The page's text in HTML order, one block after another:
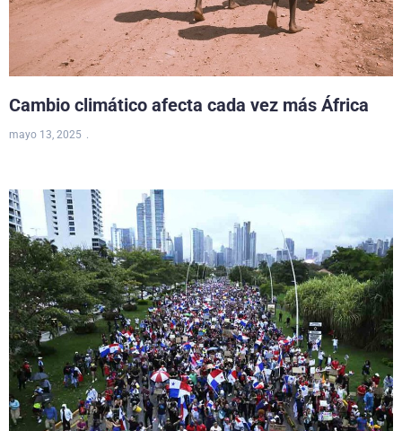
Cambio climático afecta cada vez más África
mayo 13, 2025